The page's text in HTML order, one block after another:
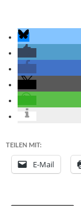
TEILEN MIT:
E-Mail